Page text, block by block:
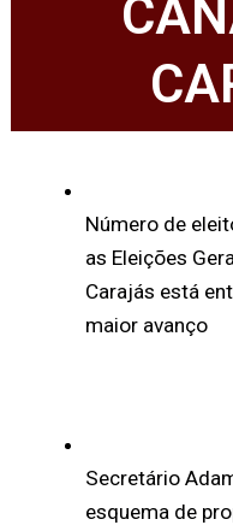
Número de
as Eleições
Carajás está
maior avanço
Secretário
esquema de